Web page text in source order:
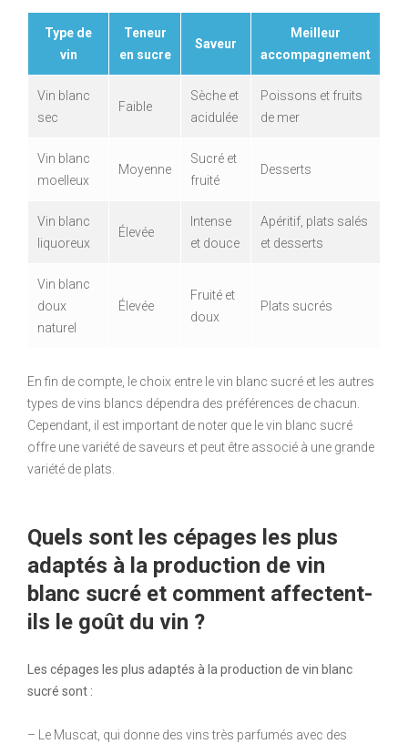
Type de
vin
Teneur
en sucre
Saveur
Meilleur
accompagnement
Vin blanc
sec
Faible
Sèche et
acidulée
Poissons et fruits
de mer
Vin blanc
moelleux
Moyenne
Sucré et
fruité
Desserts
Vin blanc
liquoreux
Élevée
Intense
et douce
Apéritif, plats salés
et desserts
Vin blanc
doux
naturel
Élevée
Fruité et
doux
Plats sucrés
En fin de compte, le choix entre le vin blanc sucré et les autres
types de vins blancs dépendra des préférences de chacun.
Cependant, il est important de noter que le vin blanc sucré
offre une variété de saveurs et peut être associé à une grande
variété de plats.
Quels sont les cépages les plus
adaptés à la production de vin
blanc sucré et comment affectent-
ils le goût du vin ?
Les cépages les plus adaptés à la production de vin blanc
sucré sont :
– Le Muscat, qui donne des vins très parfumés avec des